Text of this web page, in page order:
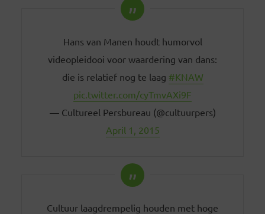
Hans van Manen houdt humorvol
videopleidooi voor waardering van dans:
die is relatief nog te laag #KNAW
pic.twitter.com/cyTmvAXi9F
— Cultureel Persbureau (@cultuurpers)
April 1, 2015
Cultuur laagdrempelig houden met hoge